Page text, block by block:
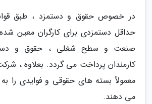
در خصوص حقوق و دستمزد ، طبق
حداقل دستمزدی برای کارگران معین
صنعت و سطح شغلی ، حقوق و
کارمندان پرداخت می گردد. بعلاوه ،
معمولاً بسته های حقوقی و فوایدی را به
می دهند.